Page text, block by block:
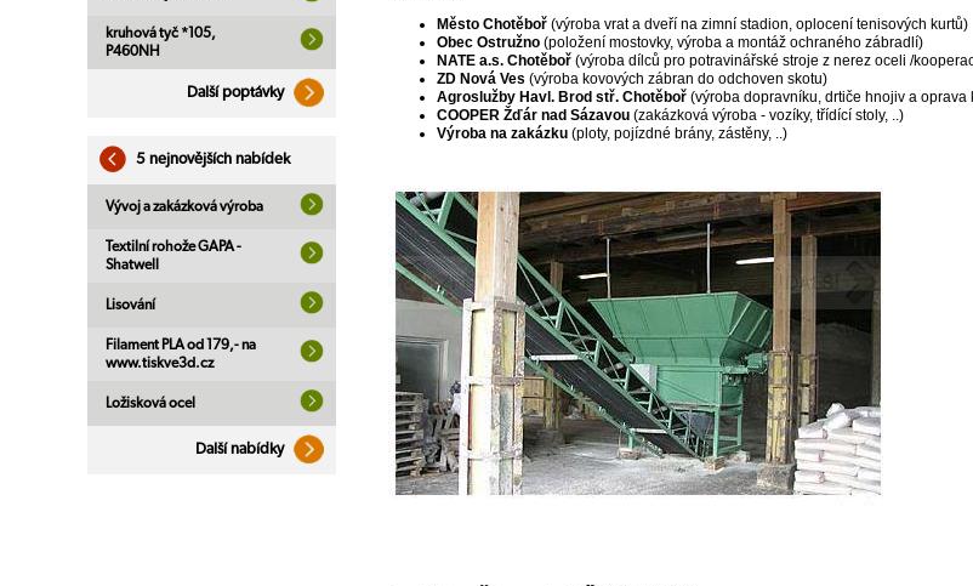
kruhová tyč *105,
P460NH
Další poptávky
5 nejnovějších nabídek
Vývoj a zakázková výroba
Textilní rohože GAPA -
Shatwell
Lisování
Filament PLA od 179,- na
www.tiskve3d.cz
Ložisková ocel
Další nabídky
Město Chotěboř (výroba vrat a dveří na zimní stadion, oplocení tenisových kurtů)
Obec Ostružno (položení mostovky, výroba a montáž ochraného zábradlí)
NATE a.s. Chotěboř (výroba dílců pro potravinářské stroje z nerez oceli /
ZD Nová Ves (výroba kovových zábran do odchoven skotu)
Agroslužby Havl. Brod stř. Chotěboř (výroba dopravníku, drtiče hnojiv a
COOPER Žďár nad Sázavou (zakázková výroba - vozíky, třídící stoly, ..)
Výroba na zakázku (ploty, pojízdné brány, zástěny, ..)